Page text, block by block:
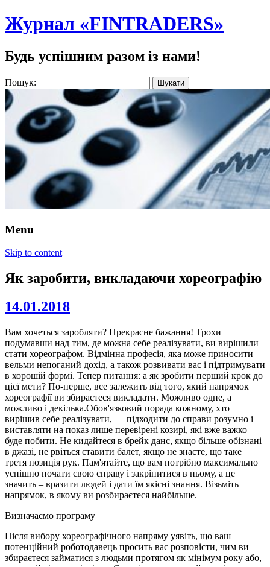
Журнал «FINTRADERS»
Будь успішним разом із нами!
Пошук:
Menu
Skip to content
Як заробити, викладаючи хореографію
14.01.2018
Вам хочеться заробляти? Прекрасне бажання! Трохи
подумавши над тим, де можна себе реалізувати, ви вирішили
стати хореографом. Відмінна професія, яка може приносити
вельми непоганий дохід, а також розвивати вас і підтримувати
в хорошій формі. Тепер питання: а як зробити перший крок до
цієї мети? По-перше, все залежить від того, який напрямок
хореографії ви збираєтеся викладати. Можливо одне, а
можливо і декілька.Обов'язковий порада кожному, хто
вирішив себе реалізувати, — підходити до справи розумно і
виставляти на показ лише перевірені козирі, які вже важко
буде побити. Не кидайтеся в брейк данс, якщо більше обізнані
в джазі, не рвіться ставити балет, якщо не знаєте, що таке
третя позиція рук. Пам'ятайте, що вам потрібно максимально
успішно почати свою справу і закріпитися в ньому, а це
значить – вразити людей і дати їм якісні знання. Візьміть
напрямок, в якому ви розбираєтеся найбільше.
Визначаємо програму
Після вибору хореографічного напряму уявіть, що ваш
потенційний роботодавець просить вас розповісти, чим ви
збираєтеся займатися з людьми протягом як мінімум року або,